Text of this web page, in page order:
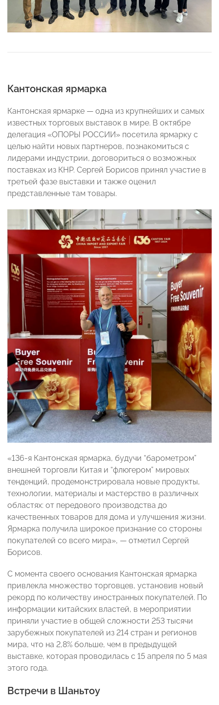
Кантонская ярмарка
Кантонская ярмарке — одна из крупнейших и самых
известных торговых выставок в мире. В октябре
делегация «ОПОРЫ РОССИИ» посетила ярмарку с
целью найти новых партнеров, познакомиться с
лидерами индустрии, договориться о возможных
поставках из КНР. Сергей Борисов принял участие в
третьей фазе выставки и также оценил
представленные там товары.
«136-я Кантонская ярмарка, будучи “барометром”
внешней торговли Китая и “флюгером” мировых
тенденций, продемонстрировала новые продукты,
технологии, материалы и мастерство в различных
областях: от передового производства до
качественных товаров для дома и улучшения жизни.
Ярмарка получила широкое признание со стороны
покупателей со всего мира», — отметил Сергей
Борисов.
С момента своего основания Кантонская ярмарка
привлекла множество торговцев, установив новый
рекорд по количеству иностранных покупателей. По
информации китайских властей, в мероприятии
приняли участие в общей сложности 253 тысячи
зарубежных покупателей из 214 стран и регионов
мира, что на 2,8% больше, чем в предыдущей
выставке, которая проводилась с 15 апреля по 5 мая
этого года.
Встречи в Шаньтоу